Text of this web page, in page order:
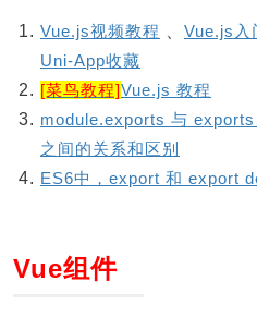
Vue.js视频教程 Vue.js入
Uni-App收藏
[菜鸟教程]Vue.js 教程
module.exports 与
之间的关系和区别
ES6中，export 和 export
Vue组件